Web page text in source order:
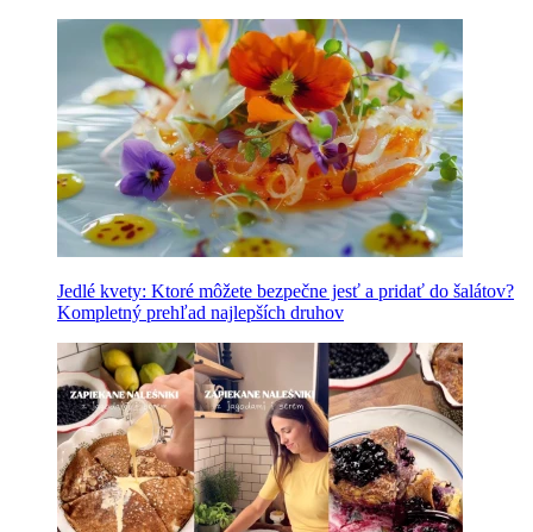
Jedlé kvety: Ktoré môžete bezpečne jesť a pridať do šalátov?
Kompletný prehľad najlepších druhov